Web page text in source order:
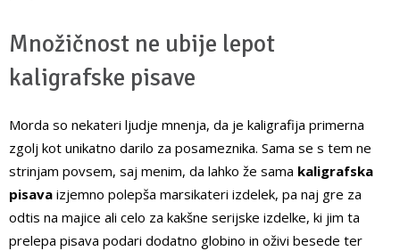
Množičnost ne ubije lepot
kaligrafske pisave
Morda so nekateri ljudje mnenja, da je kaligrafija primerna
zgolj kot unikatno darilo za posameznika. Sama se s tem ne
strinjam povsem, saj menim, da lahko že sama kaligrafska
pisava izjemno polepša marsikateri izdelek, pa naj gre za
odtis na majice ali celo za kakšne serijske izdelke, ki jim ta
prelepa pisava podari dodatno globino in oživi besede ter